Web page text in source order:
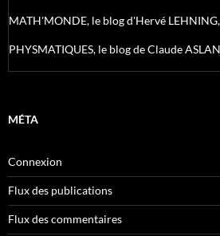
MATH'MONDE, le blog d'Hervé
PHYSMATIQUES, le blog de Claude
MÉTA
Connexion
Flux des publications
Flux des commentaires